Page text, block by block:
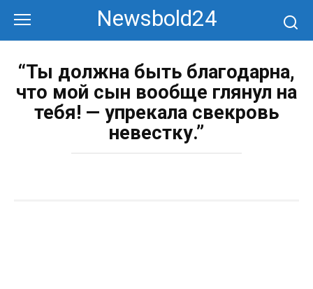
контенту
Newsbold24
“Ты должна быть благодарна,
что мой сын вообще глянул на
тебя! — упрекала свекровь
невестку.”